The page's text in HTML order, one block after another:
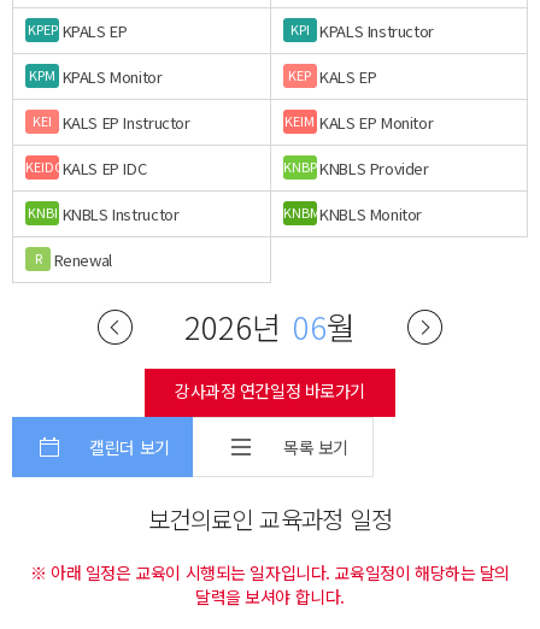
KPEP KPALS EP KPI KPALS Instructor
KPM KPALS Monitor KEP KALS EP
KEI KALS EP Instructor KEIM KALS EP Monitor
KEIDCKALS EP IDC KNBPKNBLS Provider
KNBI KNBLS Instructor KNBMKNBLS Monitor
R Renewal
2026년 06월
강사과정 연간일정 바로가기
캘린더 보기 목록 보기
보건의료인 교육과정 일정
※ 아래 일정은 교육이 시행되는 일자입니다. 교육일정이 해당하는 달의
달력을 보셔야 합니다.